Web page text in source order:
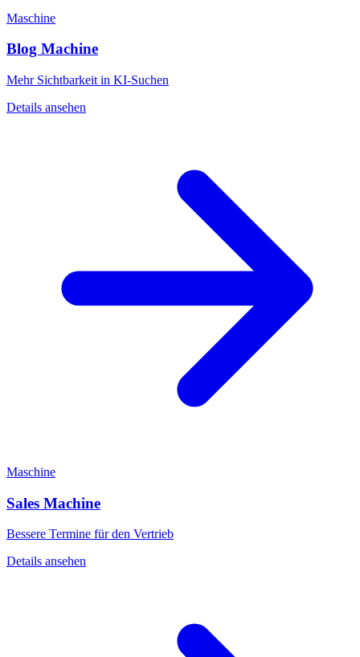
Maschine
Blog Machine
Mehr Sichtbarkeit in KI-Suchen
Details ansehen
Maschine
Sales Machine
Bessere Termine für den Vertrieb
Details ansehen